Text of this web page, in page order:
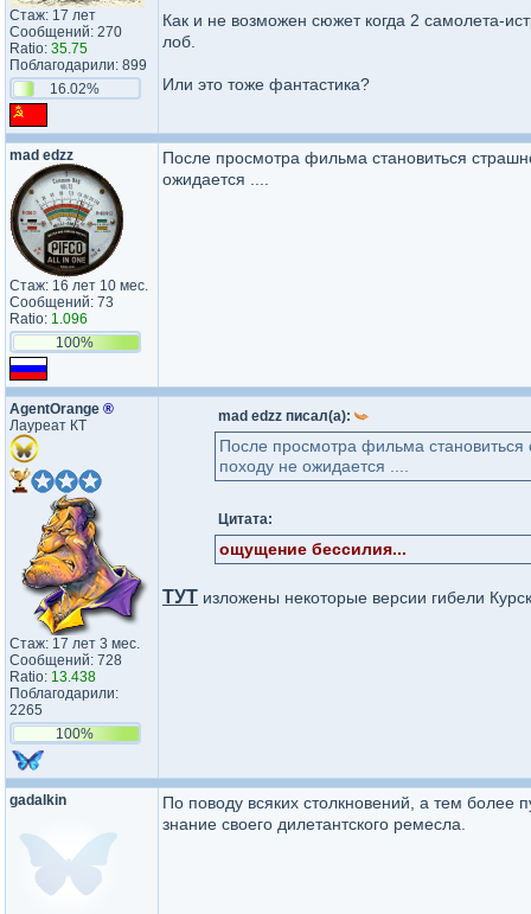
Стаж: 17 лет
Сообщений: 270
Ratio: 35.75
Поблагодарили: 899
16.02%
Как и не возможен сюжет когда 2 самолета-
лоб.
Или это тоже фантастика?
mad edzz
Стаж: 16 лет 10 мес.
Сообщений: 73
Ratio: 1.096
100%
После просмотра фильма становиться
ожидается ....
AgentOrange ®
Лауреат КТ
Стаж: 17 лет 3 мес.
Сообщений: 728
Ratio: 13.438
Поблагодарили:
2265
100%
mad edzz писал(а):
После просмотра фильма
походу не ожидается ....
Цитата:
ощущение бессилия...
ТУТ изложены некоторые версии гибели
gadalkin
По поводу всяких столкновений, а тем более
знание своего дилетантского ремесла.